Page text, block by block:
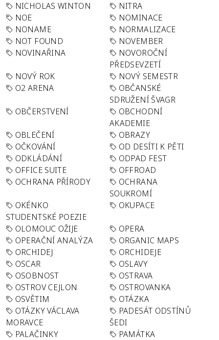
NICHOLAS WINTON
NITRA
NOE
NOMINACE
NONAME
NORMALIZACE
NOT FOUND
NOVEMBER
NOVINAŘINA
NOVOROČNÍ
PŘEDSEVZETÍ
NOVÝ ROK
NOVÝ SEMESTR
O2 ARENA
OBČANSKÉ
SDRUŽENÍ ŠVAGR
OBČERSTVENÍ
OBCHODNÍ
AKADEMIE
OBLEČENÍ
OBRAZY
OČKOVÁNÍ
OD DESÍTI K PĚTI
ODKLÁDÁNÍ
ODPAD FEST
OFFICE SUITE
OFFROAD
OCHRANA PŘÍRODY
OCHRANA
SOUKROMÍ
OKÉNKO
STUDENTSKÉ POEZIE
OKUPACE
OLOMOUC OŽIJE
OPERA
OPERAČNÍ ANALÝZA
ORGANIC MAPS
ORCHIDEJ
ORCHIDEJE
OSCAR
OSLAVY
OSOBNOST
OSTRAVA
OSTROV CEJLON
OSTROVANKA
OSVĚTIM
OTÁZKA
OTÁZKY VÁCLAVA
MORAVCE
PADESÁT ODSTÍNŮ
ŠEDI
PALAČINKY
PAMÁTKA